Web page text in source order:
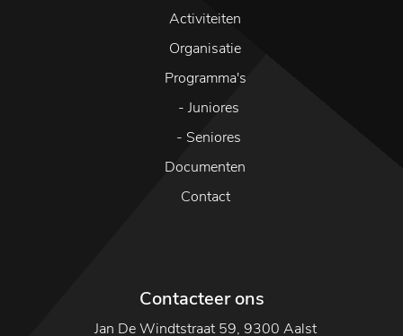
Activiteiten
Organisatie
Programma's
- Juniores
- Seniores
Documenten
Contact
Contacteer ons
Jan De Windtstraat 59, 9300 Aalst